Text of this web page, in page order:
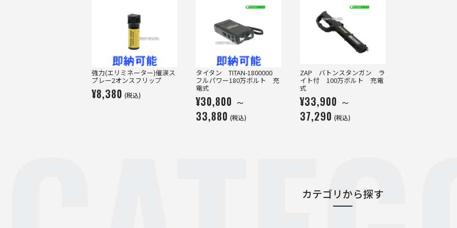
強力(エリミネーター)催涙ス
プレー2オンスフリップ
¥8,380 (税込)
タイタン TITAN-1800000
フルパワー180万ボルト 充
電式
¥30,800 ～
33,880 (税込)
ZAP バトンスタンガン ラ
イト付 100万ボルト 充電
式
¥33,900 ～
37,290 (税込)
カテゴリから探す